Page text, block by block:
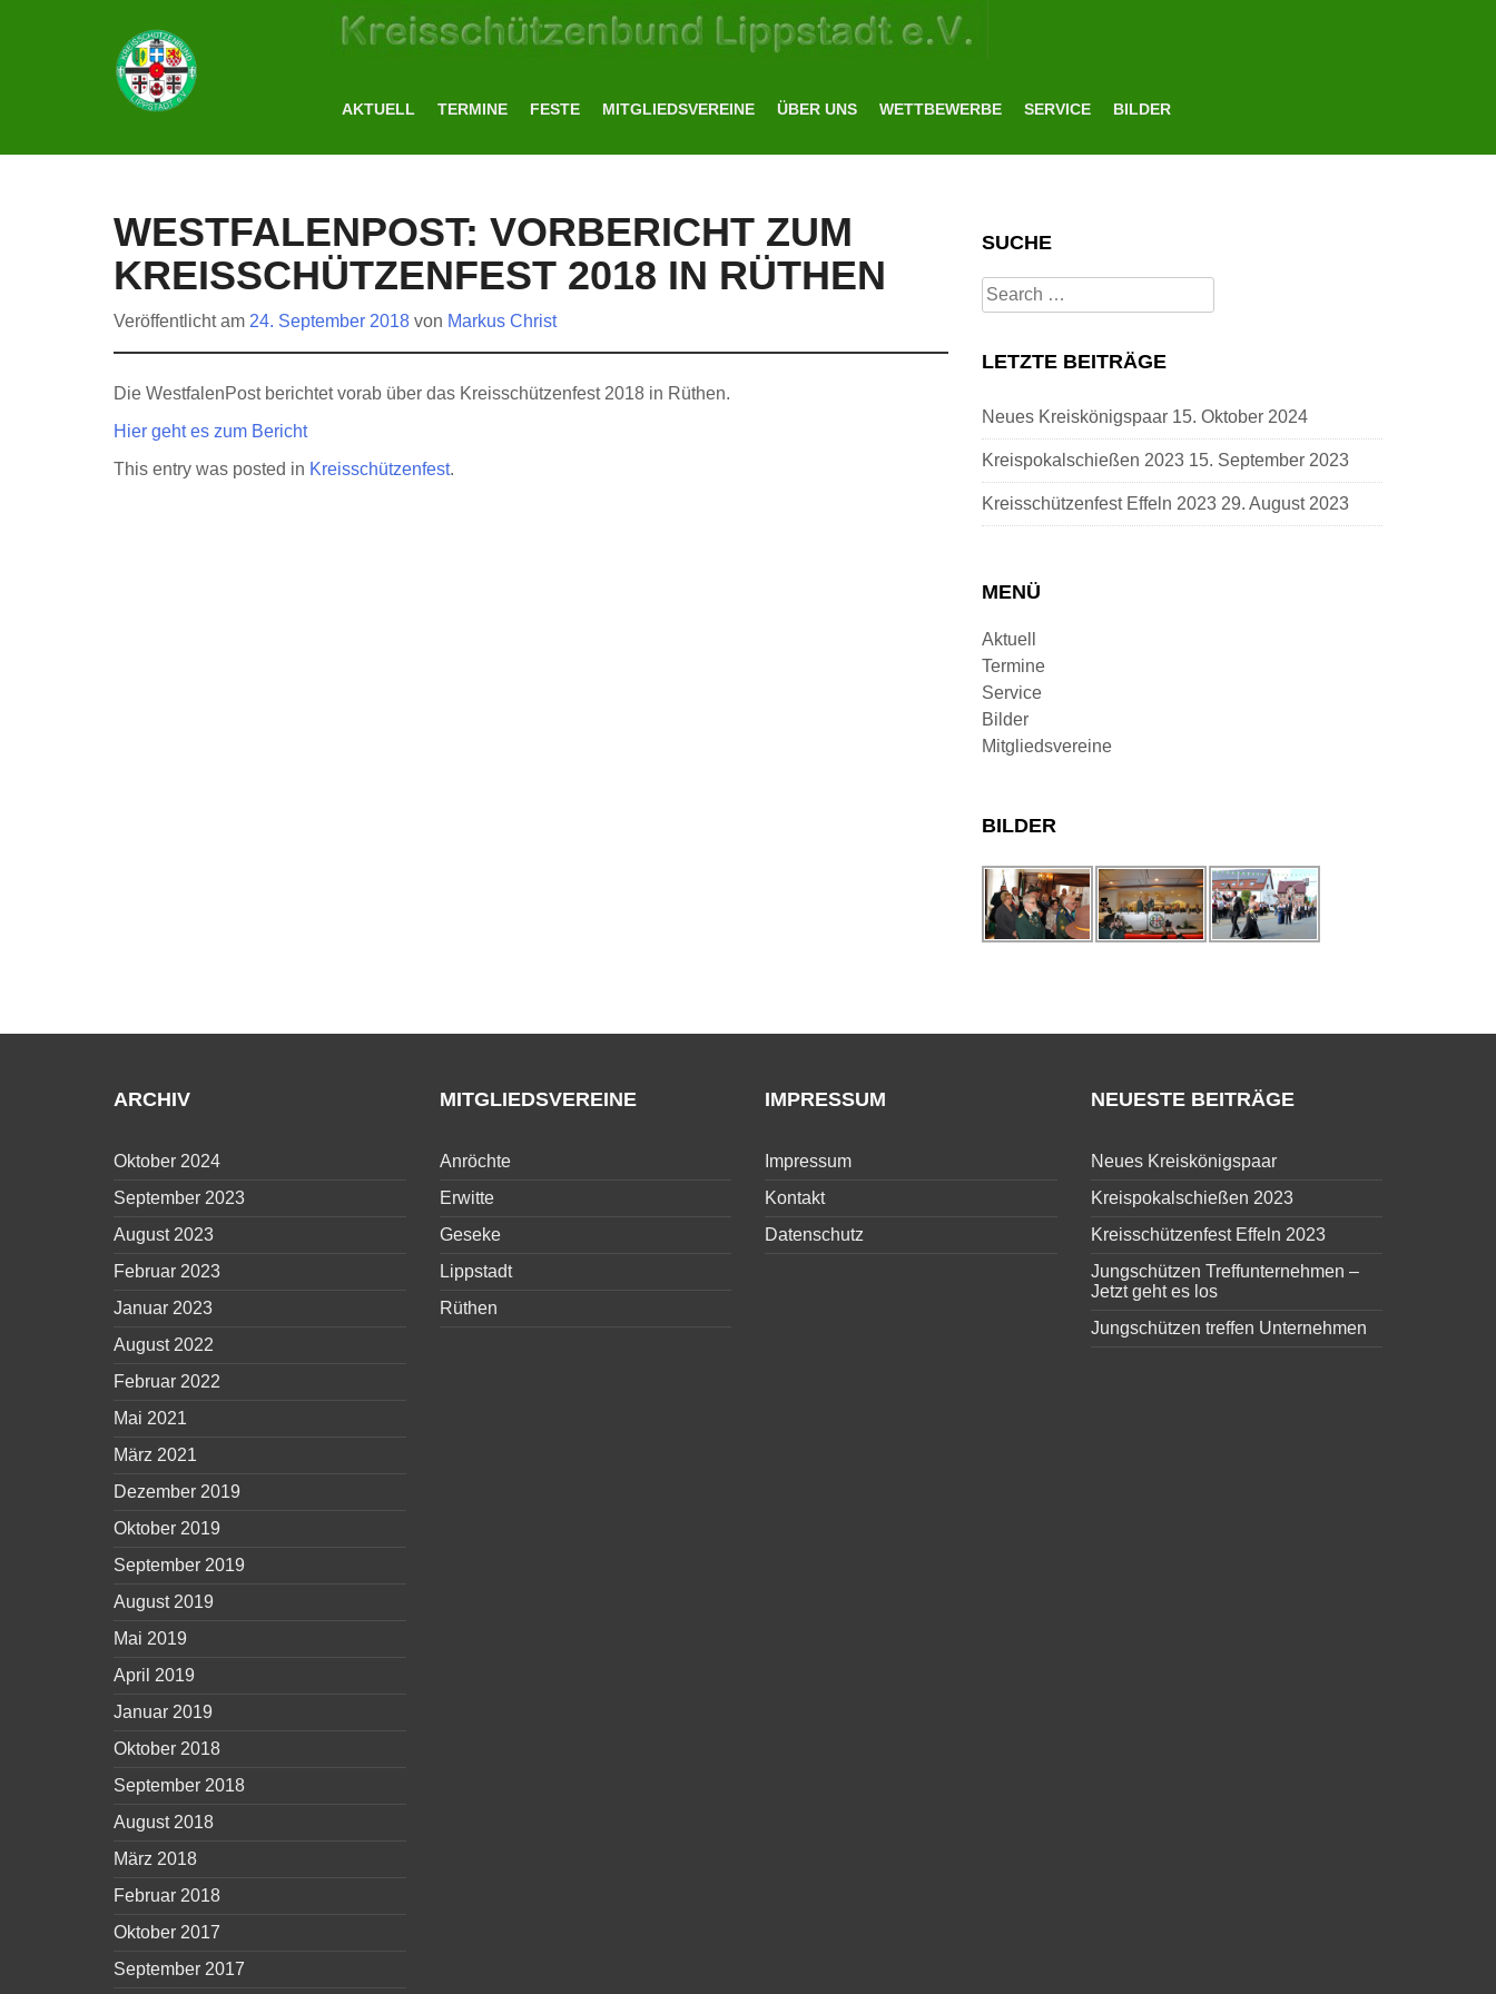
AKTUELL TERMINE FESTE MITGLIEDSVEREINE ÜBER UNS WETTBEWERBE SERVICE BILDER
WESTFALENPOST: VORBERICHT ZUM
KREISSCHÜTZENFEST 2018 IN RÜTHEN
Veröffentlicht am 24. September 2018 von Markus Christ
Die WestfalenPost berichtet vorab über das Kreisschützenfest 2018 in Rüthen.
Hier geht es zum Bericht
This entry was posted in Kreisschützenfest.
SUCHE
Search
for:
LETZTE BEITRÄGE
Neues Kreiskönigspaar 15. Oktober 2024
Kreispokalschießen 2023 15. September 2023
Kreisschützenfest Effeln 2023 29. August 2023
MENÜ
Aktuell
Termine
Service
Bilder
Mitgliedsvereine
BILDER
ARCHIV
Oktober 2024
September 2023
August 2023
Februar 2023
Januar 2023
August 2022
Februar 2022
Mai 2021
März 2021
Dezember 2019
Oktober 2019
September 2019
August 2019
Mai 2019
April 2019
Januar 2019
Oktober 2018
September 2018
August 2018
März 2018
Februar 2018
Oktober 2017
September 2017
MITGLIEDSVEREINE
Anröchte
Erwitte
Geseke
Lippstadt
Rüthen
IMPRESSUM
Impressum
Kontakt
Datenschutz
NEUESTE BEITRÄGE
Neues Kreiskönigspaar
Kreispokalschießen 2023
Kreisschützenfest Effeln 2023
Jungschützen Treffunternehmen –
Jetzt geht es los
Jungschützen treffen Unternehmen